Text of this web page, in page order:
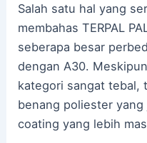
Salah satu hal yang
membahas TERPAL
seberapa besar
dengan A30.
kategori sangat tebal,
benang poliester
coating yang lebih